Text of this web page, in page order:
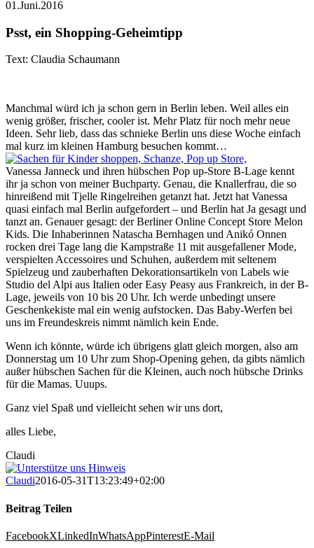
01.Juni.2016
Psst, ein Shopping-Geheimtipp
Text: Claudia Schaumann
Manchmal würd ich ja schon gern in Berlin leben. Weil alles ein
wenig größer, frischer, cooler ist. Mehr Platz für noch mehr neue
Ideen. Sehr lieb, dass das schnieke Berlin uns diese Woche einfach
mal kurz im kleinen Hamburg besuchen kommt…
Vanessa Janneck und ihren hübschen Pop up-Store B-Lage kennt
ihr ja schon von meiner Buchparty. Genau, die Knallerfrau, die so
hinreißend mit Tjelle Ringelreihen getanzt hat. Jetzt hat Vanessa
quasi einfach mal Berlin aufgefordert – und Berlin hat Ja gesagt und
tanzt an. Genauer gesagt: der Berliner Online Concept Store Melon
Kids. Die Inhaberinnen Natascha Bernhagen und Anikó Onnen
rocken drei Tage lang die Kampstraße 11 mit ausgefallener Mode,
verspielten Accessoires und Schuhen, außerdem mit seltenem
Spielzeug und zauberhaften Dekorationsartikeln von Labels wie
Studio del Alpi aus Italien oder Easy Peasy aus Frankreich, in der B-
Lage, jeweils von 10 bis 20 Uhr. Ich werde unbedingt unsere
Geschenkekiste mal ein wenig aufstocken. Das Baby-Werfen bei
uns im Freundeskreis nimmt nämlich kein Ende.
Wenn ich könnte, würde ich übrigens glatt gleich morgen, also am
Donnerstag um 10 Uhr zum Shop-Opening gehen, da gibts nämlich
außer hübschen Sachen für die Kleinen, auch noch hübsche Drinks
für die Mamas. Uuups.
Ganz viel Spaß und vielleicht sehen wir uns dort,
alles Liebe,
Claudi
Claudi2016-05-31T13:23:49+02:00
Beitrag Teilen
FacebookXLinkedInWhatsAppPinterestE-Mail